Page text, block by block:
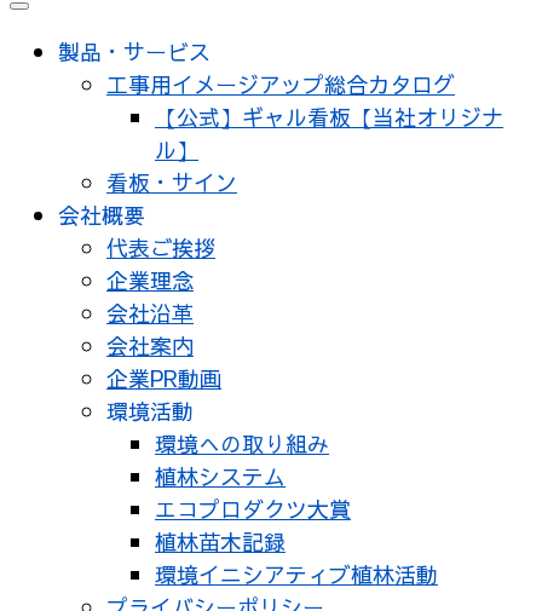
メ
製品・サービス
工事用イメージアップ総合カタログ
【公式】ギャル看板【当社オリジナ
ル】
看板・サイン
会社概要
代表ご挨拶
企業理念
会社沿革
会社案内
企業PR動画
環境活動
環境への取り組み
植林システム
エコプロダクツ大賞
植林苗木記録
環境イニシアティブ植林活動